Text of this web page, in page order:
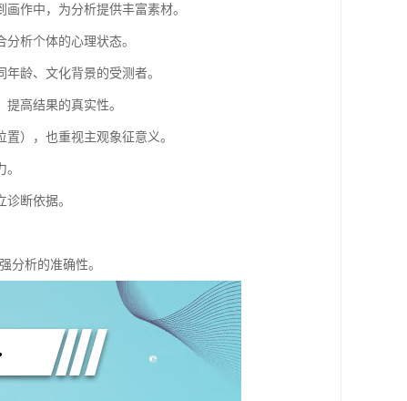
作中，为分析提供丰富素材。
析个体的心理状态。
龄、文化背景的受测者。
高结果的真实性。
），也重视主观象征意义。
断依据。
分析的准确性。